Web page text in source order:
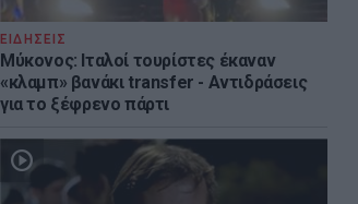
ΕΙΔΗΣΕΙΣ
Μύκονος: Ιταλοί τουρίστες έκαναν
«κλαμπ» βανάκι transfer - Αντιδράσεις
για το ξέφρενο πάρτι